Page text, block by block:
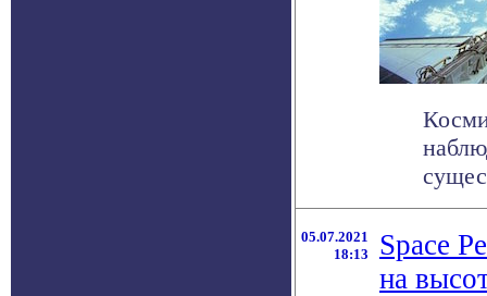
05.07.2021
18:13
Space
на